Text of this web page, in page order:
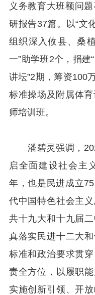
义务教育大班额问
研报告37篇。以“文
组织深入攸县、桑
一”助学班2个，捐建
讲坛”2期，筹资100
标准操场及附属体
师培训班。
潘碧灵强调，
启全面建设社会主
年，也是民进成立
代中国特色社会主
共十九大和十九届
真落实民进十二大
标准和政治要求贯
责全方位，以履职
实施创新引领、开